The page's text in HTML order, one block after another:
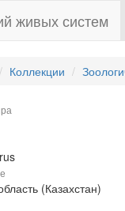
живых систем
Коллекции
(Казахстан)